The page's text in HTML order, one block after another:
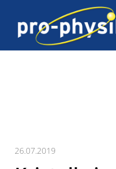
26.07.2019